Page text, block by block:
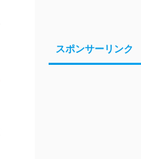
スポンサーリンク